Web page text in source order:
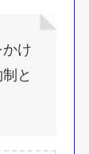
け
と